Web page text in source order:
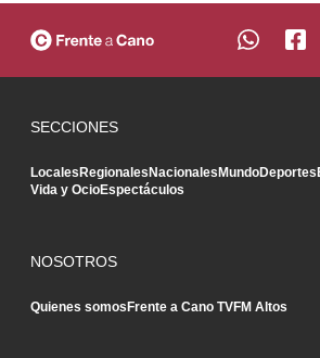
SECCIONES
LocalesRegionalesNacionalesMundoDeportes
Vida y OcioEspectáculos
NOSOTROS
Quienes somosFrente a Cano TVFM Altos